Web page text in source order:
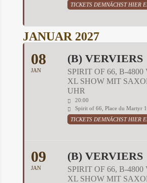
TICKETS DEMNÄCHST HIER
JANUAR 2027
08
JAN
(B) VERVIERS
SPIRIT OF 66, B-4800
XL SHOW MIT
UHR
20:00
Spirit of 66, Place du Martyr
TICKETS DEMNÄCHST HIER
09
JAN
(B) VERVIERS
SPIRIT OF 66, B-4800
XL SHOW MIT